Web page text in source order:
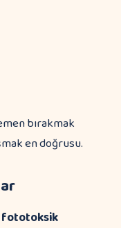
bırakmak
en doğrusu.
fototoksik